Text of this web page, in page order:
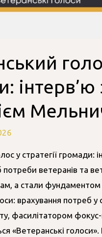
у стратегії
ветеранів та
а стали
врахування потреб у
фасилітатором
«Ветеранські голоси».